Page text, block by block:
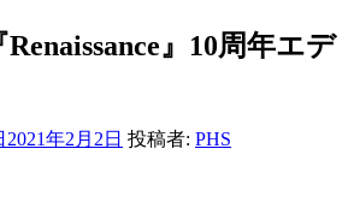
』10周年エデ
2021年2月2日 投稿者: PHS